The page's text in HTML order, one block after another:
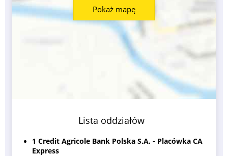
Lista oddziałów
1 Credit Agricole Bank Polska S.A. - Placówka CA
Express
Pokaż mapę